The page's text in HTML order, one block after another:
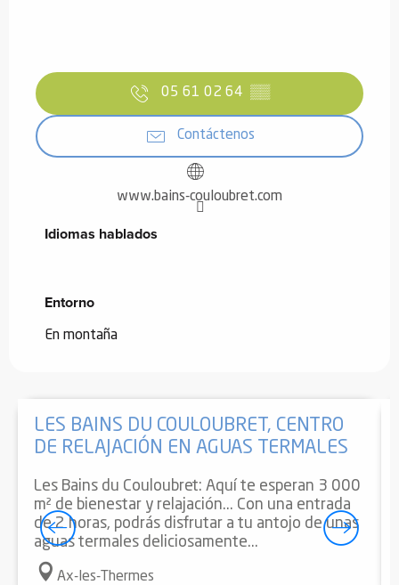
05 61 02 64 ▒▒
Contáctenos
www.bains-couloubret.com
Idiomas hablados
Idiomas hablados
Entorno
Entorno
En montaña
LES BAINS DU COULOUBRET, CENTRO
DE RELAJACIÓN EN AGUAS TERMALES
Les Bains du Couloubret: Aquí te esperan 3 000
m² de bienestar y relajación... Con una entrada
de 2 horas, podrás disfrutar a tu antojo de unas
aguas termales deliciosamente...
Ax-les-Thermes